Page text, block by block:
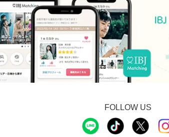
FOLLOW US